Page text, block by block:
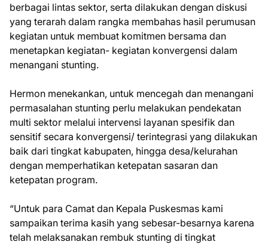
berbagai lintas sektor, serta dilakukan dengan diskusi
yang terarah dalam rangka membahas hasil perumusan
kegiatan untuk membuat komitmen bersama dan
menetapkan kegiatan- kegiatan konvergensi dalam
menangani stunting.
Hermon menekankan, untuk mencegah dan menangani
permasalahan stunting perlu melakukan pendekatan
multi sektor melalui intervensi layanan spesifik dan
sensitif secara konvergensi/ terintegrasi yang dilakukan
baik dari tingkat kabupaten, hingga desa/kelurahan
dengan memperhatikan ketepatan sasaran dan
ketepatan program.
“Untuk para Camat dan Kepala Puskesmas kami
sampaikan terima kasih yang sebesar-besarnya karena
telah melaksanakan rembuk stunting di tingkat